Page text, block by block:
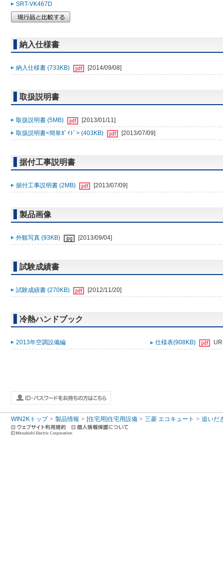
SRT-VK467D
納入仕様書
納入仕様書 (733KB) [2014/09/08]
取扱説明書
取扱説明書 (5MB)
[2013/01/11]
取扱説明書<簡単ｶﾞｲﾄﾞ> (403KB)
[2013/07/09]
据付工事説明書
据付工事説明書 (2MB) [2013/07/09]
製品画像
外観写真 (93KB) [2013/09/04]
試験成績書
試験成績書 (270KB) [2012/11/20]
冷熱ハンドブック
2013年空調設備編 仕様表(908KB)
WIN2Kトップ 製品情報 [住宅用]住宅用設備 三菱 エコキュート 追いだ